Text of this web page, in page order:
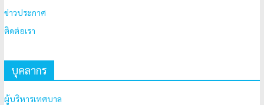
ข่าวประกาศ
ติดต่อเรา
บุคลากร
ผู้บริหารเทศบาล